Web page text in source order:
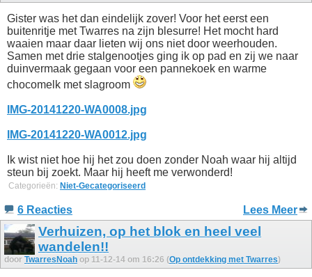
Gister was het dan eindelijk zover! Voor het eerst een
buitenritje met Twarres na zijn blesurre! Het mocht hard
waaien maar daar lieten wij ons niet door weerhouden.
Samen met drie stalgenootjes ging ik op pad en zij we naar
duinvermaak gegaan voor een pannekoek en warme
chocomelk met slagroom
IMG-20141220-WA0008.jpg
IMG-20141220-WA0012.jpg
Ik wist niet hoe hij het zou doen zonder Noah waar hij altijd
steun bij zoekt. Maar hij heeft me verwonderd!
Categorieën: Niet-Gecategoriseerd
6 Reacties Lees Meer
Verhuizen, op het blok en heel veel
wandelen!!
door TwarresNoah op 11-12-14 om 16:26 (Op ontdekking met Twarres)